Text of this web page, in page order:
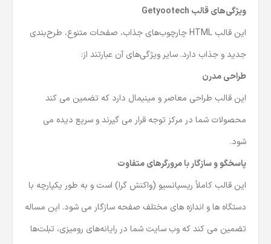
ویژگی‌های قالب Getyootech
این قالب HTML
چارچوب‌های جذاب، صفحات متنوع، طرح‌بندی‌
جدید و جذاب دارد. سایر ویژگی‌های آن عبارتند از:
طراحی مدرن
این قالب طراحی معاصر و مینیمال دارد که تضمین می کند
محصولات شما در مرکز توجه قرار می گیرند و سریع دیده می
شود.
پاسخگو و سازگار با مرورگرهای متفاوت
این قالب کاملاً ریسپانسیو (واکنش گرا) است و به طور یکپارچه با
دستگاه ها و اندازه های مختلف صفحه سازگار می شود. این مساله
تضمین می کند که وب سایت شما در رایانه‌های رومیزی، تبلت‌ها